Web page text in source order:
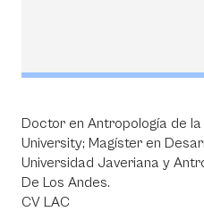
Doctor en Antropología de
University; Magíster en
Universidad Javeriana y
De Los Andes.
CV LAC